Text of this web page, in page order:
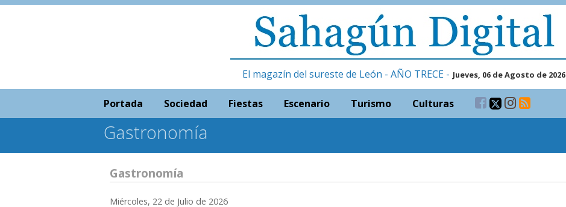
El magazín del sureste de León - AÑO TRECE - Jueves, 06 de Agosto de 2026
Portada Sociedad Fiestas Escenario Turismo Culturas
Gastronomía
Gastronomía
Miércoles, 22 de Julio de 2026